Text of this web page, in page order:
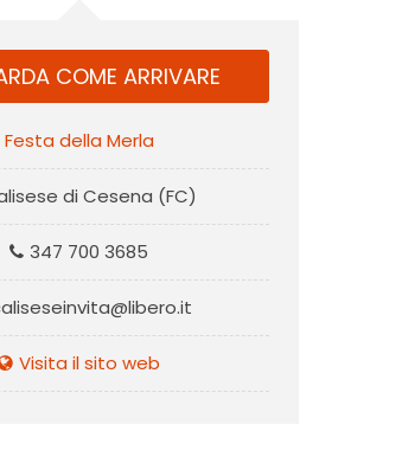
COME ARRIVARE
Festa della Merla
di Cesena (FC)
347 700 3685
Visita il sito web